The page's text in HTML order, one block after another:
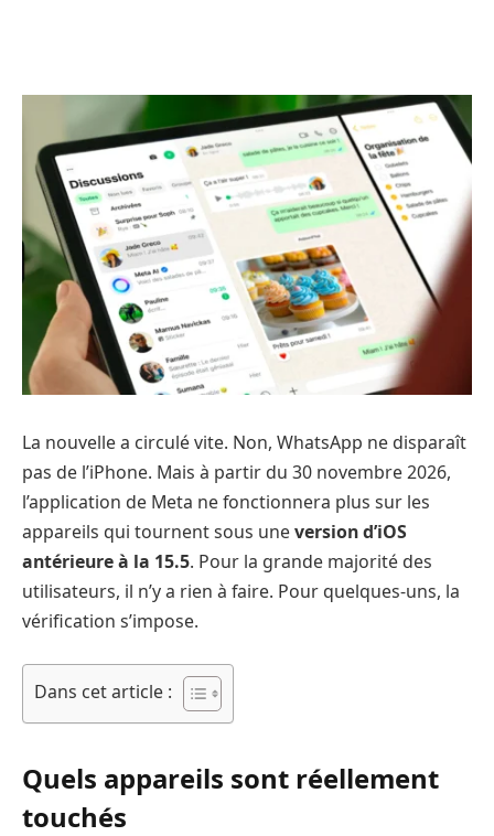
La nouvelle a circulé vite. Non, WhatsApp ne disparaît
pas de l’iPhone. Mais à partir du 30 novembre 2026,
l’application de Meta ne fonctionnera plus sur les
appareils qui tournent sous uneversion d’iOS
antérieure à la 15.5. Pour la grande majorité des
utilisateurs, il n’y a rien à faire. Pour quelques-uns, la
vérification s’impose.
Dans cet article :
Quels appareils sont réellement
touchés